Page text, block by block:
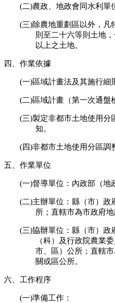
(二)農政、地政會同水利單
(三)除農地重劃區以外，凡
則至二十六等則土地
以上之土地。
四、作業依據
(一)區域計畫法及其施行細
(二)區域計畫（第一次通盤
(三)製定非都市土地使用分
知。
(四)非都市土地使用分區調
五、作業單位
(一)督導單位：內政部（地
(二)主辦單位：縣（市）政
所；直轄市為市政府
(三)協辦單位：縣（市）政
（科）及行政院農業
市、區）公所；直轄
關或區公所。
六、工作程序
(一)準備工作：